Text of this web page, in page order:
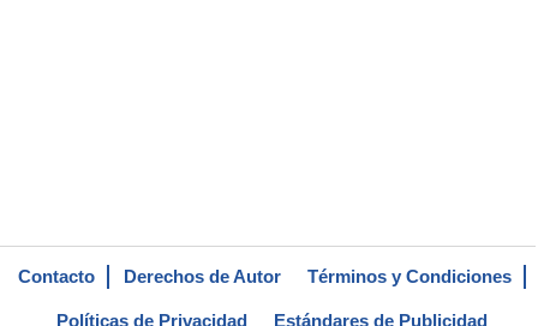
Contacto Derechos de Autor Términos y Condiciones
Políticas de Privacidad Estándares de Publicidad